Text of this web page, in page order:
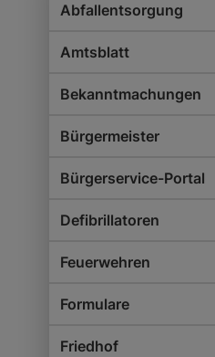
Abfallentsorgung
Amtsblatt
Bekanntmachungen
Bürgermeister
Bürgerservice-Portal
Defibrillatoren
Feuerwehren
Formulare
Friedhof